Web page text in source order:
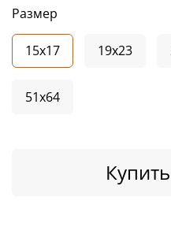
Размер
15x17 19x23
51x64